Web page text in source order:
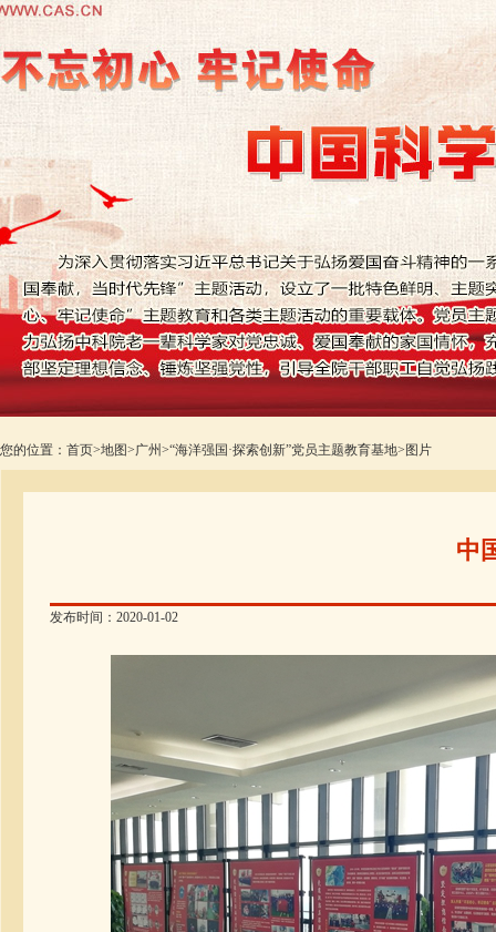
您的位置： 首页>地图>广州>“海洋强国·探索创新”党员主题教育基地> 图片
中
发布时间：2020-01-02